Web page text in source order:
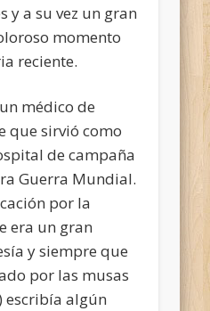
y a su vez un gran
momento
reciente.
médico de
que sirvió como
de campaña
Guerra Mundial.
por la
era un gran
y siempre que
por las musas
escribía algún